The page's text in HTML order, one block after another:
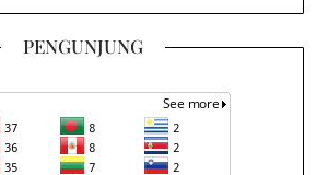
PENGUNJUNG